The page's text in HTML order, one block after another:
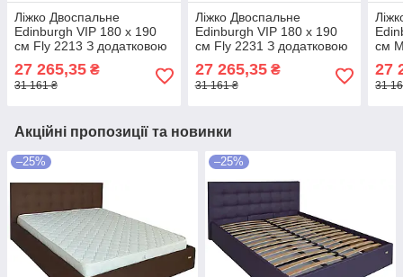
Ліжко Двоспальне
Edinburgh VIP 180 х 190
см Fly 2213 З додатковою
металевою цільнозварною
рамою Світло-коричневий
27 265,35 ₴
31 161 ₴
Ліжко Двоспальне
Edinburgh VIP 180 х 190
см Fly 2231 З додатковою
металевою цільнозварною
рамою Темно-коричневий
27 265,35₴
31 161 ₴
см
27
31
Акційні пропозиції та новинки
–25% –25%